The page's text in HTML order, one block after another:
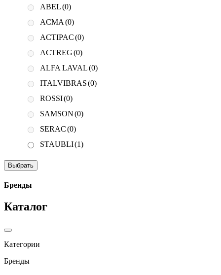
ABEL(0)
ACMA (0)
ACTIPAC(0)
ACTREG(0)
ALFA LAVAL(0)
ITALVIBRAS(0)
ROSSI(0)
SAMSON(0)
SERAC(0)
STAUBLI(1)
Выбрать
Бренды
Каталог
Категории
Бренды